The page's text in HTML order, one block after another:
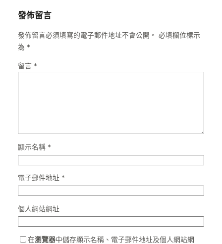
發佈留言
發佈留言必須填寫的電子郵件地址不會公開。 必填欄位標示
為 *
留言 *
顯示名稱 *
電子郵件地址 *
個人網站網址
在瀏覽器中儲存顯示名稱、電子郵件地址及個人網站網